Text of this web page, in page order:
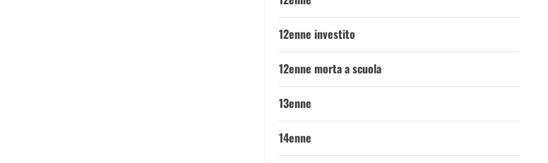
12enne investito
12enne morta a scuola
13enne
14enne